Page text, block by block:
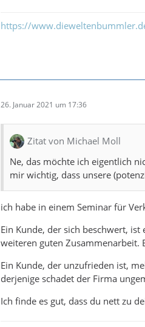
https://
26. Januar 2021 um 17:36
Zitat von Michael Moll
Ne, das möchte ich eigentlich
mir wichtig, dass unsere
ich habe in einem Seminar für
Ein Kunde, der sich beschwert,
weiteren guten Zusammenarbeit.
Ein Kunde, der unzufrieden ist,
derjenige schadet der Firma
Ich finde es gut, dass du nett zu